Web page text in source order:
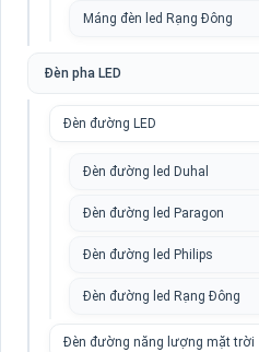
Máng đèn led Rạng Đông
Đèn pha LED
Đèn đường LED
Đèn đường led Duhal
Đèn đường led Paragon
Đèn đường led Philips
Đèn đường led Rạng Đông
Đèn đường năng lượng mặt trời